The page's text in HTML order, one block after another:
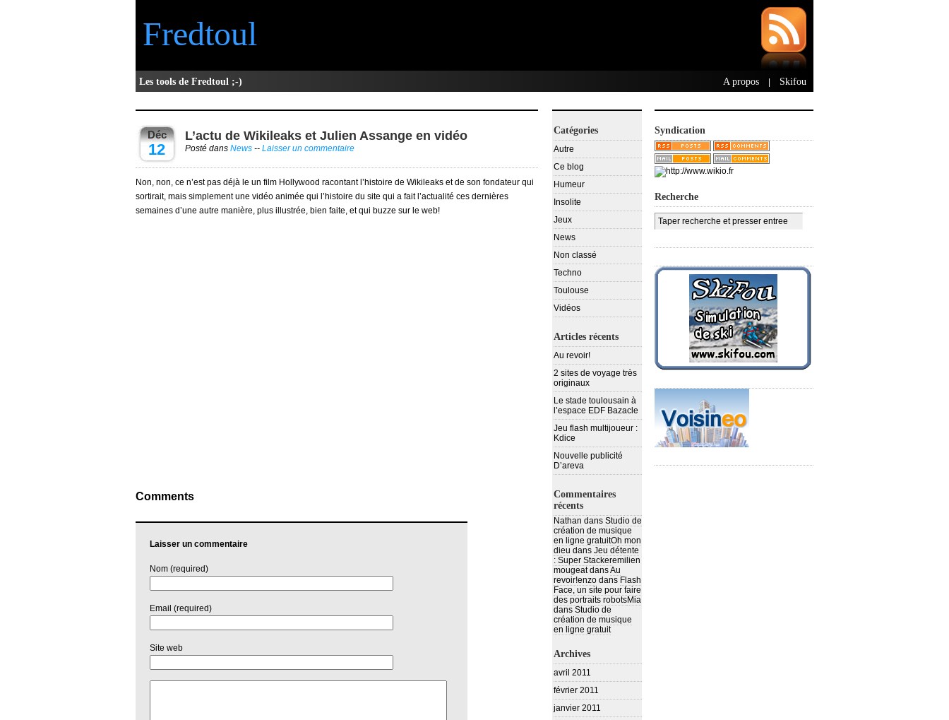
Fredtoul
Les tools de Fredtoul ;-) A propos Skifou
Déc
12
L’actu de Wikileaks et Julien Assange en vidéo
Posté dans News -- Laisser un commentaire
Non, non, ce n’est pas déjà le un film Hollywood racontant l’histoire de Wikileaks et de son fondateur qui
sortirait, mais simplement une vidéo animée qui l’histoire du site qui a fait l’actualité ces dernières
semaines d’une autre manière, plus illustrée, bien faite, et qui buzze sur le web!
Comments
Laisser un commentaire
Nom (required)
Email (required)
Site web
Catégories
Autre
Ce blog
Humeur
Insolite
Jeux
News
Non classé
Techno
Toulouse
Vidéos
Articles récents
Au revoir!
2 sites de voyage très
originaux
Le stade toulousain à
l’espace EDF Bazacle
Jeu flash multijoueur :
Kdice
Nouvelle publicité
D’areva
Commentaires
récents
Nathan dans Studio de
création de musique
en ligne gratuitOh mon
dieu dans Jeu détente
: Super Stackeremilien
mougeatdansAu
revoir!enzo dans Flash
Face, un site pour faire
des portraits robotsMia
dans Studio de
création de musique
en ligne gratuit
Archives
avril 2011
février 2011
janvier 2011
Syndication
Recherche